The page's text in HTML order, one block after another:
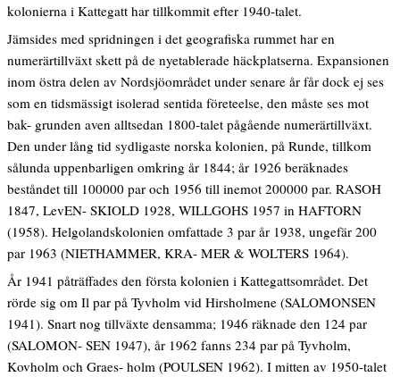
kolonierna i Kattegatt har tillkommit efter 1940-talet.
Jämsides med spridningen i det geografiska rummet har en
numerärtillväxt skett på de nyetablerade häckplatserna. Expansionen
inom östra delen av Nordsjöområdet under senare år får dock ej ses
som en tidsmässigt isolerad sentida företeelse, den måste ses mot
bak- grunden aven alltsedan 1800-talet pågående numerärtillväxt.
Den under lång tid sydligaste norska kolonien, på Runde, tillkom
sålunda uppenbarligen omkring år 1844; år 1926 beräknades
beståndet till 100000 par och 1956 till inemot 200000 par. RASOH
1847, LevEN- SKIOLD 1928, WILLGOHS 1957 in HAFTORN
(1958). Helgolandskolonien omfattade 3 par år 1938, ungefär 200
par 1963 (NIETHAMMER, KRA- MER & WOLTERS 1964).
År 1941 påträffades den första kolonien i Kattegattsområdet. Det
rörde sig om Il par på Tyvholm vid Hirsholmene (SALOMONSEN
1941). Snart nog tillväxte densamma; 1946 räknade den 124 par
(SALOMON- SEN 1947), år 1962 fanns 234 par på Tyvholm,
Kovholm och Graes- holm (POULSEN 1962). I mitten av 1950-talet